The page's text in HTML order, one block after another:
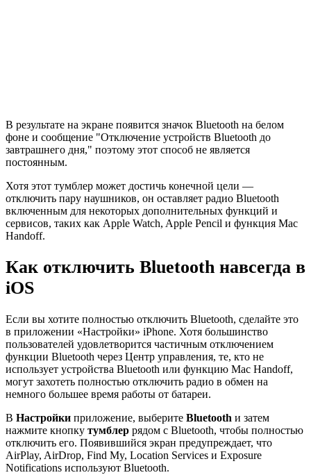
В результате на экране появится значок Bluetooth на белом
фоне и сообщение "Отключение устройств Bluetooth до
завтрашнего дня," поэтому этот способ не является
постоянным.
Хотя этот тумблер может достичь конечной цели —
отключить пару наушников, он оставляет радио Bluetooth
включенным для некоторых дополнительных функций и
сервисов, таких как Apple Watch, Apple Pencil и функция Mac
Handoff.
Как отключить Bluetooth навсегда в
iOS
Если вы хотите полностью отключить Bluetooth, сделайте это
в приложении «Настройки» iPhone. Хотя большинство
пользователей удовлетворится частичным отключением
функции Bluetooth через Центр управления, те, кто не
использует устройства Bluetooth или функцию Mac Handoff,
могут захотеть полностью отключить радио в обмен на
немного большее время работы от батареи.
В Настройки приложение, выберите Bluetooth и затем
нажмите кнопку тумблер рядом с Bluetooth, чтобы полностью
отключить его. Появившийся экран предупреждает, что
AirPlay, AirDrop, Find My, Location Services и Exposure
Notifications используют Bluetooth.